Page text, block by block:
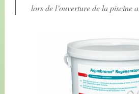
lors de l’ouverture de la piscine